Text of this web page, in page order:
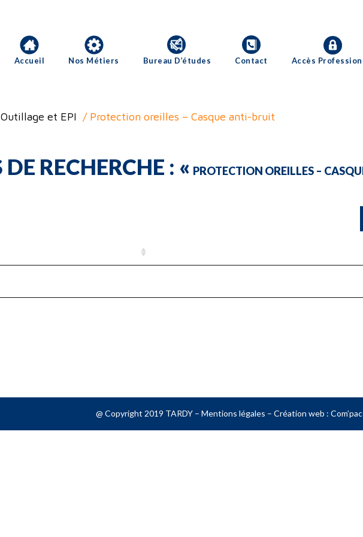
Accueil Nos Métiers Bureau D’études Contact Accès
Outillage et EPI / Protection oreilles – Casque anti-bruit
RECHERCHE : « PROTECTION OREILLES –
@ Copyright 2019 TARDY – Mentions légales – Création web : Com’pac